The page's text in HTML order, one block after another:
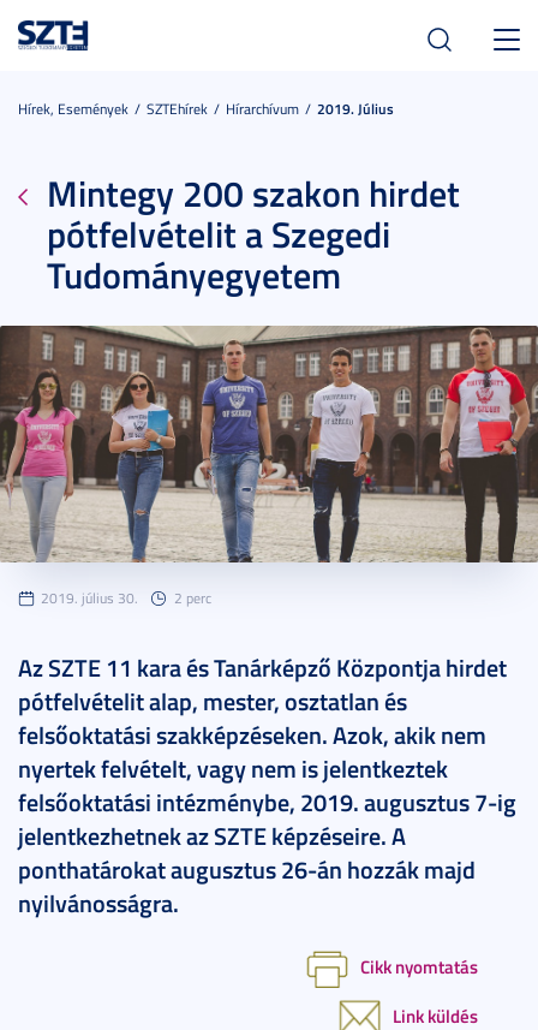
Hírek, Események SZTEhírek Hírarchívum 2019. Július
Mintegy 200 szakon hirdet
pótfelvételit a Szegedi
Tudományegyetem
2019. július 30. 2 perc
Az SZTE 11 kara és Tanárképző Központja hirdet
pótfelvételit alap, mester, osztatlan és
felsőoktatási szakképzéseken. Azok, akik nem
nyertek felvételt, vagy nem is jelentkeztek
felsőoktatási intézménybe, 2019. augusztus 7-ig
jelentkezhetnek az SZTE képzéseire. A
ponthatárokat augusztus 26-án hozzák majd
nyilvánosságra.
Cikk nyomtatás
Link küldés